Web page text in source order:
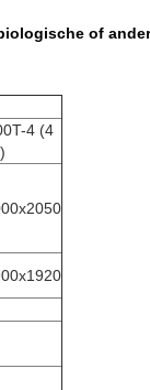
of
4 (4